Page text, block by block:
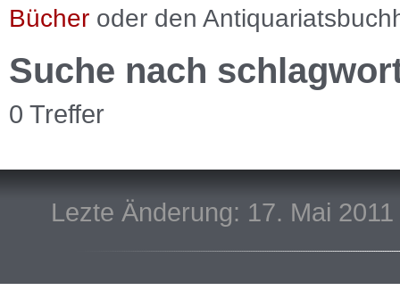
Bücher oder den
Suche nach
0 Treffer
Lezte Änderung: 17. Mai